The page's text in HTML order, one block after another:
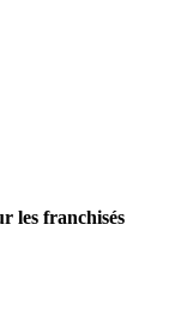
les franchisés